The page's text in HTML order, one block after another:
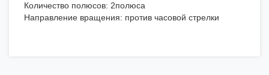
Количество полюсов: 2полюса
Направление вращения: против часовой стрелки